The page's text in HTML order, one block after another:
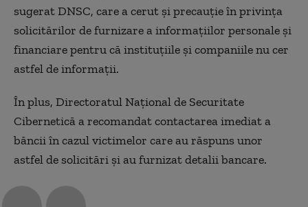
sugerat DNSC, care a cerut şi precauţie în privinţa
solicitărilor de furnizare a informaţiilor personale şi
financiare pentru că instituţiile şi companiile nu cer
astfel de informaţii.
În plus, Directoratul Naţional de Securitate
Cibernetică a recomandat contactarea imediat a
băncii în cazul victimelor care au răspuns unor
astfel de solicitări şi au furnizat detalii bancare.